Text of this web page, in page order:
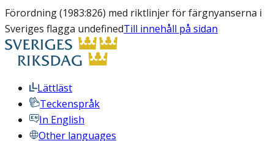
Förordning (1983:826) med riktlinjer för färgnyanserna i
Sveriges flagga undefinedTill innehåll på sidan
Lättläst
Teckenspråk
In English
Other languages